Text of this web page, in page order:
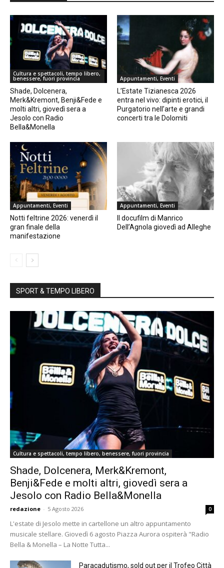
Cultura e spettacoli, tempo libero,
benessere, fuori provincia
Shade, Dolcenera,
Merk&Kremont, Benji&Fede e
molti altri, giovedì sera a
Jesolo con Radio
Bella&Monella
Appuntamenti, Eventi
L’Estate Tizianesca 2026
entra nel vivo: dipinti erotici, il
Purgatorio nell’arte e grandi
concerti tra le Dolomiti
Appuntamenti, Eventi
Notti feltrine 2026: venerdì il
gran finale della
manifestazione
Appuntamenti, Eventi
Il docufilm di Manrico
Dell’Agnola giovedì ad Alleghe
SPORT & TEMPO LIBERO
Cultura e spettacoli, tempo libero, benessere, fuori provincia
Shade, Dolcenera, Merk&Kremont,
Benji&Fede e molti altri, giovedì sera a
Jesolo con Radio Bella&Monella
redazione - 5 Agosto 2026 0
L'estate di Jesolo mette in cartellone un altro appuntamento
musicale stellare. Giovedì 6 agosto Piazza Aurora ospiterà "Radio
Bella & Monella – La Notte Tutta...
Paracadutismo, sold out per il Trofeo Città